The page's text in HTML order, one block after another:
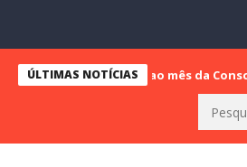
ÚLTIMAS NOTÍCIAS
celebração ao mês da Consciência